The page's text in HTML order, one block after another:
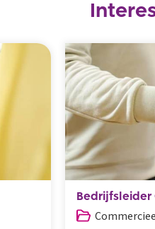
Bedrijfsleider